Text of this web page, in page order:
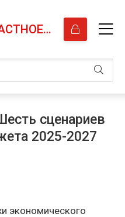
ТВЕРСКОЕ ОБЛАСТНОЕ ОТДЕЛЕНИЕ КПРФ
сценариев
2025-2027
экономического